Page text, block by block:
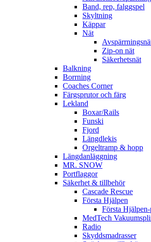
Band, rep, falggspel
Skyltning
Käppar
Nät
Zip-on nät
Säkerhetsnät
Balkning
Borrning
Coaches Corner
Färgsprutor och färg
Lekland
Boxar/Rails
Funski
Fjord
Längdlekis
Orgeltramp & hopp
Längdanläggning
MR. SNOW
Portflaggor
Säkerhet & tillbehör
Cascade Rescue
Första Hjälpen
Första
MedTech
Radio
Skyddsmadrasser